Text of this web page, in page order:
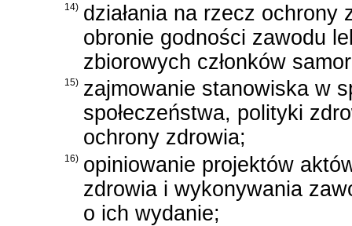
14) działania na rzecz
obronie godności zawodu
zbiorowych członków
15) zajmowanie stanowiska w
społeczeństwa, polityki
ochrony zdrowia;
16) opiniowanie projektów
zdrowia i wykonywania
o ich wydanie;